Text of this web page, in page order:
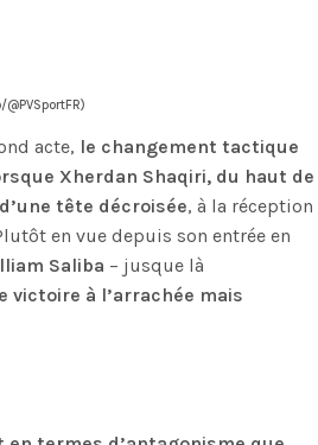
acte, le changement tactique
Xherdan Shaqiri, du haut de
tête décroisée, à la réception
en vue depuis son entrée en
Saliba – jusque là
à l’arrachée mais